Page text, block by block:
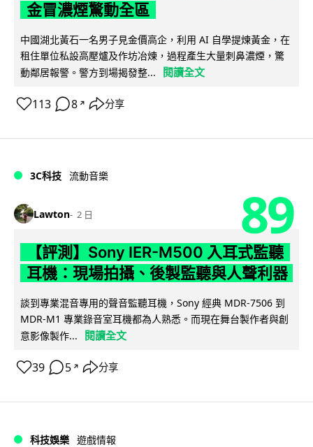
金冒濃煙驚動全區
中國湖北黃石一名男子見金價高企，利用 AI 自學提煉黃金，在
租住單位私設高壓爐及作坊冶煉，過程產生大量刺鼻濃煙，驚
動鄰居報警。警方到場揭發整...
閱讀全文
113 8 ↗ 分享
3C科技 流動音樂
Lawton 2 日 89
【評測】Sony IER-M500 入耳式監聽
耳機：現場拍攝、後製監聽與人聲利器
談到專業混音專用的聲音監聽耳機，Sony 經典 MDR-7506 到
MDR-M1 專業錄音室耳機都為人熟悉。而現在舞台製作者與創
意影像製作...
閱讀全文
39 5 ↗ 分享
科技娛樂 遊戲情報